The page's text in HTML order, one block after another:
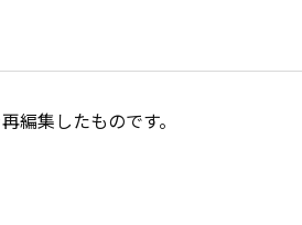
編集したものです。